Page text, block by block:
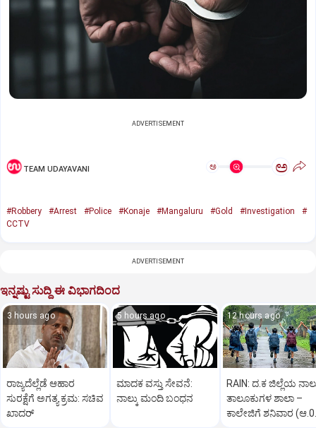
ADVERTISEMENT
TEAM UDAYAVANI ಅ ಅ
#Robbery #Arrest #Police #Konaje #Mangaluru #Gold #Investigation
#
CCTV
ADVERTISEMENT
ಇನ್ನಷ್ಟು ಸುದ್ದಿ ಈ ವಿಭಾಗದಿಂದ
3 hours ago
ರಾಜ್ಯದೆಲ್ಲೆಡೆ ಆಹಾರ
ಸುರಕ್ಷೆಗೆ ಅಗತ್ಯ ಕ್ರಮ: ಸಚಿವ
ಖಾದರ್
5 hours ago
ಮಾದಕ ವಸ್ತು ಸೇವನೆ:
ನಾಲ್ಕು ಮಂದಿ ಬಂಧನ
12 hours ago
RAIN: ದ.ಕ ಜಿಲ್ಲೆಯ
ತಾಲೂಕುಗಳ ಶಾಲಾ –
ಕಾಲೇಜಿಗೆ ಶನಿವಾರ